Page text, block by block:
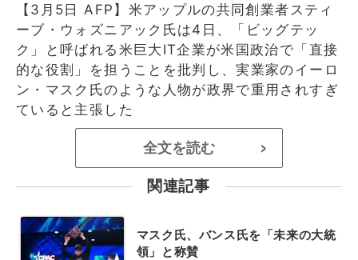
【3月5日 AFP】米アップルの共同創業者スティ
ーブ・ウォズニアック氏は4日、「ビッグテッ
ク」と呼ばれる米巨大IT企業が米国政治で「直接
的な役割」を担うことを批判し、実業家のイーロ
ン・マスク氏のような人物が政界で重用されすぎ
ていると主張した
全文を読む >
関連記事
マスク氏、バンス氏を「未来の大統
領」と称賛